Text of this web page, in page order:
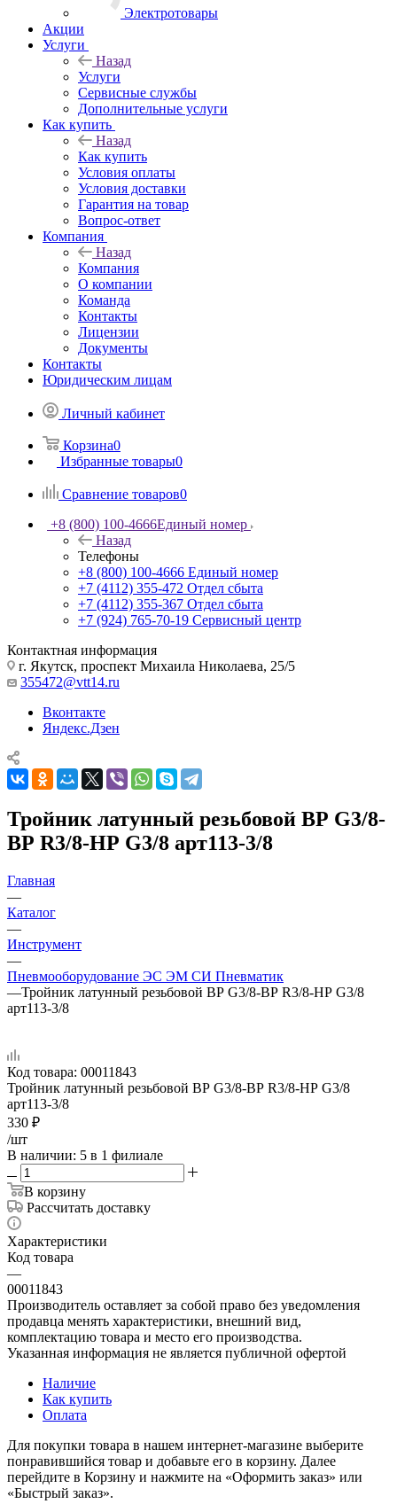
Электротовары
Акции
Услуги
Назад
Услуги
Сервисные службы
Дополнительные услуги
Как купить
Назад
Как купить
Условия оплаты
Условия доставки
Гарантия на товар
Вопрос-ответ
Компания
Назад
Компания
О компании
Команда
Контакты
Лицензии
Документы
Контакты
Юридическим лицам
Личный кабинет
Корзина0
Избранные товары0
Сравнение товаров0
+8 (800) 100-4666Единый номер
Назад
Телефоны
+8 (800) 100-4666 Единый номер
+7 (4112) 355-472 Отдел сбыта
+7 (4112) 355-367 Отдел сбыта
+7 (924) 765-70-19 Сервисный центр
Контактная информация
г. Якутск, проспект Михаила Николаева, 25/5
355472@vtt14.ru
Вконтакте
Яндекс.Дзен
Тройник латунный резьбовой ВР G3/8-
ВР R3/8-НР G3/8 арт113-3/8
Главная
—
Каталог
—
Инструмент
—
Пневмооборудование ЭС ЭМ СИ Пневматик
—Тройник латунный резьбовой ВР G3/8-ВР R3/8-НР G3/8
арт113-3/8
Код товара: 00011843
Тройник латунный резьбовой ВР G3/8-ВР R3/8-НР G3/8
арт113-3/8
330 ₽
/шт
В наличии: 5 в 1 филиале
В корзину
Рассчитать доставку
Характеристики
Код товара
—
00011843
Производитель оставляет за собой право без уведомления
продавца менять характеристики, внешний вид,
комплектацию товара и место его производства.
Указанная информация не является публичной офертой
Наличие
Как купить
Оплата
Для покупки товара в нашем интернет-магазине выберите
понравившийся товар и добавьте его в корзину. Далее
перейдите в Корзину и нажмите на «Оформить заказ» или
«Быстрый заказ».